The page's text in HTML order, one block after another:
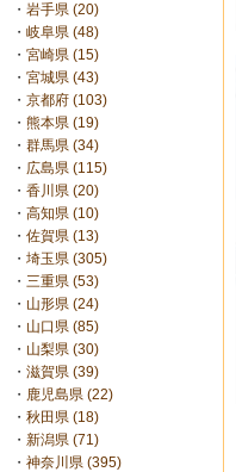
・ 岩手県 (20)
・ 岐阜県 (48)
・ 宮崎県 (15)
・ 宮城県 (43)
・ 京都府 (103)
・ 熊本県 (19)
・ 群馬県 (34)
・ 広島県 (115)
・ 香川県 (20)
・ 高知県 (10)
・ 佐賀県 (13)
・ 埼玉県 (305)
・ 三重県 (53)
・ 山形県 (24)
・ 山口県 (85)
・ 山梨県 (30)
・ 滋賀県 (39)
・ 鹿児島県 (22)
・ 秋田県 (18)
・ 新潟県 (71)
・ 神奈川県 (395)